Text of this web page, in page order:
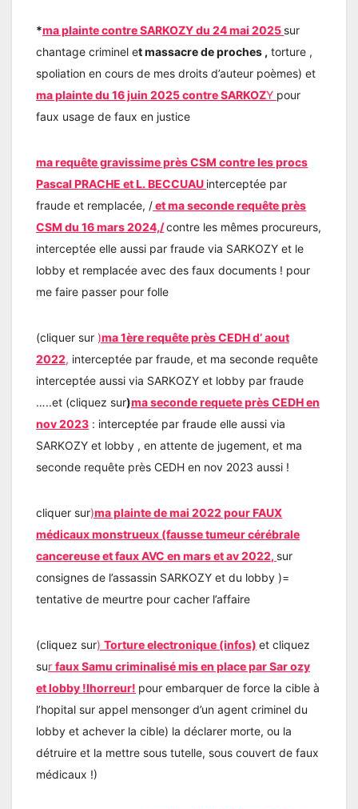
*ma plainte contre SARKOZY du 24 mai 2025 sur
chantage criminel et massacre de proches , torture ,
spoliation en cours de mes droits d’auteur poèmes) et
ma plainte du 16 juin 2025 contre SARKOZY pour
faux usage de faux en justice
ma requête gravissime près CSM contre les procs
Pascal PRACHE et L. BECCUAU interceptée par
fraude et remplacée, /et ma seconde requête près
CSM du 16 mars 2024,/contre les mêmes procureurs,
interceptée elle aussi par fraude via SARKOZY et le
lobby et remplacée avec des faux documents ! pour
me faire passer pour folle
(cliquer sur )ma 1ère requête près CEDH d’ aout
2022, interceptée par fraude, et ma seconde requête
interceptée aussi via SARKOZY et lobby par fraude
…..et (cliquez sur)ma seconde requete près CEDH en
nov 2023 : interceptée par fraude elle aussi via
SARKOZY et lobby , en attente de jugement, et ma
seconde requête près CEDH en nov 2023 aussi !
cliquer sur)ma plainte de mai 2022 pour FAUX
médicaux monstrueux (fausse tumeur cérébrale
cancereuse et faux AVC en mars et av 2022, sur
consignes de l’assassin SARKOZY et du lobby )=
tentative de meurtre pour cacher l’affaire
(cliquez sur) Torture electronique (infos) et cliquez
sur faux Samu criminalisé mis en place par Sar ozy
et lobby !lhorreur! pour embarquer de force la cible à
l’hopital sur appel mensonger d’un agent criminel du
lobby et achever la cible) la déclarer morte, ou la
détruire et la mettre sous tutelle, sous couvert de faux
médicaux !)